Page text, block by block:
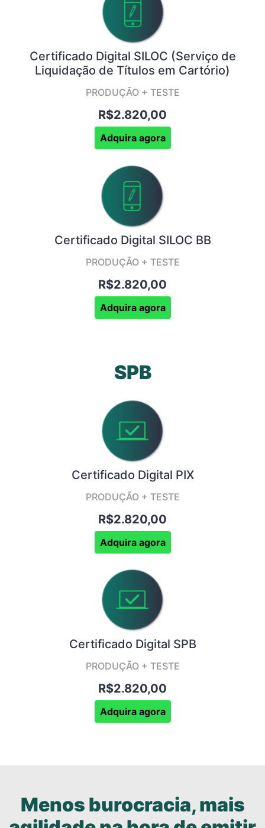
Certificado Digital SILOC (Serviço de
Liquidação de Títulos em Cartório)
PRODUÇÃO + TESTE
R$2.820,00
Adquira agora
Certificado Digital SILOC BB
PRODUÇÃO + TESTE
R$2.820,00
Adquira agora
SPB
Certificado Digital PIX
PRODUÇÃO + TESTE
R$2.820,00
Adquira agora
Certificado Digital SPB
PRODUÇÃO + TESTE
R$2.820,00
Adquira agora
Menos burocracia, mais